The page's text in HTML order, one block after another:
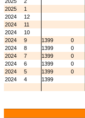
2025
1
2024
12
2024
11
2024
10
2024
9 1399
0
2024
8 1399
0
2024
7 1399
0
2024
6 1399
0
2024
5 1399
0
2024
4 1399